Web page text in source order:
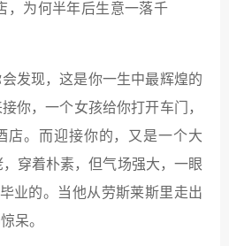
发现，这是你一生中最辉煌的
你，一个女孩给你打开车门，
店。而迎接你的，又是一个大
穿着朴素，但气场强大，一眼
业的。当他从劳斯莱斯里走出
呆。